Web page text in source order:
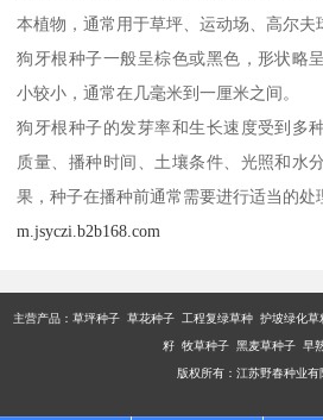
本植物，通常用于草坪、运动场、高尔夫
狗牙根种子一般呈棕色或黑色，形状略
小较小，通常在几毫米到一厘米之间。
狗牙根种子的发芽率和生长速度受到多
质量、播种时间、土壤条件、光照和水
果，种子在播种前通常需要进行适当的处
m.jsyczi.b2b168.com
主营产品： 草坪种子 草花种子 工程复绿草种 护坡绿化
籽 牧草种子 黑麦草种子 早
版权所有：江苏野春种业有